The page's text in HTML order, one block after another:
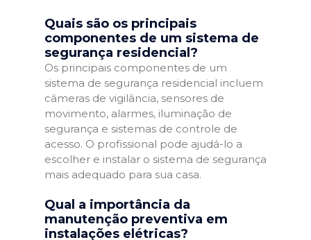
Quais são os principais
componentes de um sistema de
segurança residencial?
Os principais componentes de um
sistema de segurança residencial incluem
câmeras de vigilância, sensores de
movimento, alarmes, iluminação de
segurança e sistemas de controle de
acesso. O profissional pode ajudá-lo a
escolher e instalar o sistema de segurança
mais adequado para sua casa.
Qual a importância da
manutenção preventiva em
instalações elétricas?